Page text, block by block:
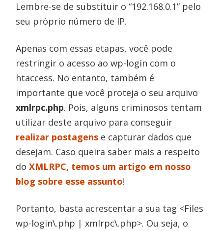
Lembre-se de substituir o “192.168.0.1” pelo
seu próprio número de IP.
Apenas com essas etapas, você pode
restringir o acesso ao wp-login com o
htaccess. No entanto, também é
importante que você proteja o seu arquivo
xmlrpc.php. Pois, alguns criminosos tentam
utilizar deste arquivo para conseguir
realizar postagens e capturar dados que
desejam. Caso queira saber mais a respeito
doXMLRPC, temos um artigo em nosso
blog sobre esse assunto!
Portanto, basta acrescentar a sua tag <Files
wp-login\.php | xmlrpc\.php>. Ou seja, o